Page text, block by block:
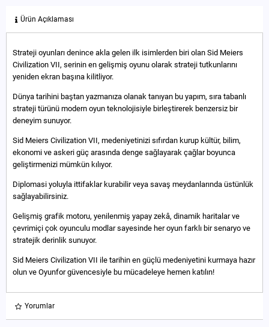
Ürün Açıklaması
Strateji oyunları denince akla gelen ilk isimlerden biri olan Sid Meiers
Civilization VII, serinin en gelişmiş oyunu olarak strateji tutkunlarını
yeniden ekran başına kilitliyor.
Dünya tarihini baştan yazmanıza olanak tanıyan bu yapım, sıra tabanlı
strateji türünü modern oyun teknolojisiyle birleştirerek benzersiz bir
deneyim sunuyor.
Sid Meiers Civilization VII, medeniyetinizi sıfırdan kurup kültür, bilim,
ekonomi ve askeri güç arasında denge sağlayarak çağlar boyunca
geliştirmenizi mümkün kılıyor.
Diplomasi yoluyla ittifaklar kurabilir veya savaş meydanlarında üstünlük
sağlayabilirsiniz.
Gelişmiş grafik motoru, yenilenmiş yapay zekâ, dinamik haritalar ve
çevrimiçi çok oyunculu modlar sayesinde her oyun farklı bir senaryo ve
stratejik derinlik sunuyor.
Sid Meiers Civilization VII ile tarihin en güçlü medeniyetini kurmaya hazır
olun ve Oyunfor güvencesiyle bu mücadeleye hemen katılın!
Yorumlar